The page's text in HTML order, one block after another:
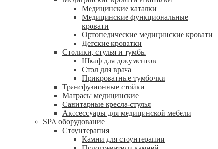
Медицинские каталки
Медицинские функциональные
кровати
Ортопедические медицинские кровати
Детские кроватки
Столики, стулья и тумбы
Шкаф для документов
Стол для врача
Прикроватные тумбочки
Трансфузионные стойки
Матрасы медицинские
Санитарные кресла-стулья
Акссессуары для медицинской мебели
SPA оборудование
Стоунтерапия
Камни для стоунтерапии